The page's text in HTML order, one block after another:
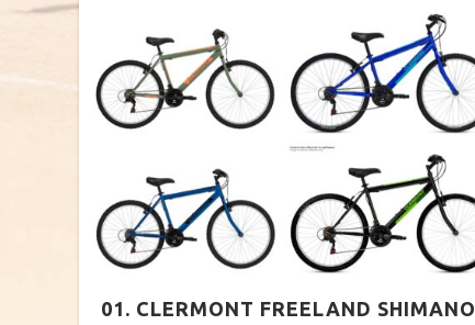
01. CLERMONT FREELAND SHIMANO